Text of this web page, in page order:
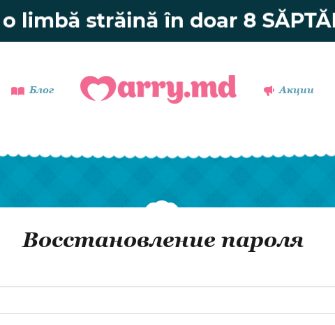
Блог Акции
Восстановление пароля